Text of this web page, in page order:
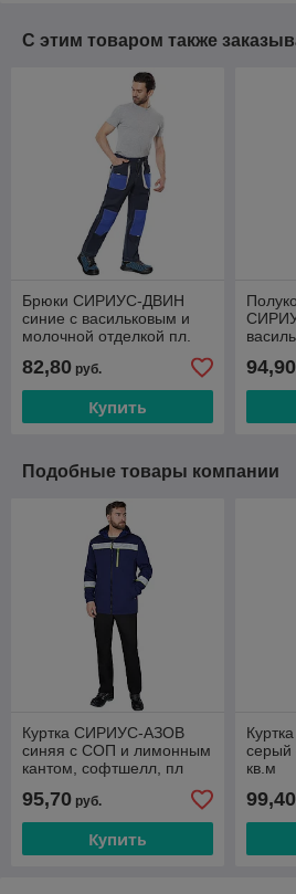
С этим товаром также
Брюки СИРИУС-ДВИН
синие с васильковым и
молочной отделкой пл.
82,80 руб.
Купить
94,90
Подобные товары компании
Куртка СИРИУС-АЗОВ
синяя с СОП и лимонным
кантом, софтшелл, пл
95,70 руб.
Купить
серый
кв.м
99,40